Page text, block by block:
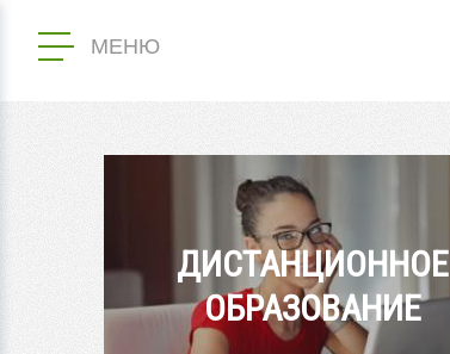
МЕНЮ
ДИСТАНЦИОННОЕ
ОБРАЗОВАНИЕ